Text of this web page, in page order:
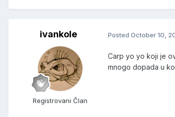
ivankole
Registrovani Član
Posted October 10,
Carp yo yo koji je
mnogo dopada u